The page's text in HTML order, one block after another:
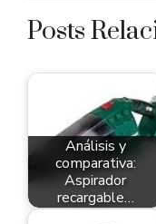
Posts
Análisis y
comparativa:
Aspirador
recargable…